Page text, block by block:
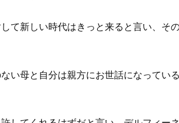
て新しい時代はきっと来ると言い、そ
い母と自分は親方にお世話になってい